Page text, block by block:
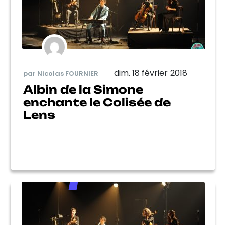
par Nicolas FOURNIER dim. 18 février 2018
Albin de la Simone
enchante le Colisée de
Lens